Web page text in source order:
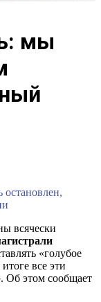
мы
всячески
«голубое
все эти
Об этом сообщает